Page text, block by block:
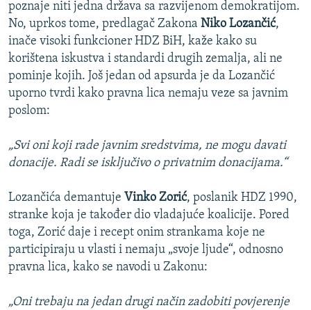
poznaje niti jedna država sa razvijenom demokratijom.
No, uprkos tome, predlagač Zakona Niko Lozančić,
inače visoki funkcioner HDZ BiH, kaže kako su
korištena iskustva i standardi drugih zemalja, ali ne
pominje kojih. Još jedan od apsurda je da Lozančić
uporno tvrdi kako pravna lica nemaju veze sa javnim
poslom:
„Svi oni koji rade javnim sredstvima, ne mogu davati
donacije. Radi se isključivo o privatnim donacijama.“
Lozančića demantuje Vinko Zorić, poslanik HDZ 1990,
stranke koja je također dio vladajuće koalicije. Pored
toga, Zorić daje i recept onim strankama koje ne
participiraju u vlasti i nemaju „svoje ljude“, odnosno
pravna lica, kako se navodi u Zakonu:
„Oni trebaju na jedan drugi način zadobiti povjerenje